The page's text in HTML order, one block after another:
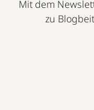
Mit dem
zu